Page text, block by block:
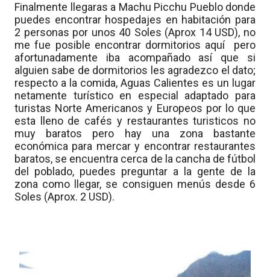
Finalmente llegaras a Machu Picchu Pueblo donde
puedes encontrar hospedajes en habitación para
2 personas por unos 40 Soles (Aprox 14 USD), no
me fue posible encontrar dormitorios aquí pero
afortunadamente iba acompañado así que si
alguien sabe de dormitorios les agradezco el dato;
respecto a la comida, Aguas Calientes es un lugar
netamente turístico en especial adaptado para
turistas Norte Americanos y Europeos por lo que
esta lleno de cafés y restaurantes turisticos no
muy baratos pero hay una zona bastante
económica para mercar y encontrar restaurantes
baratos, se encuentra cerca de la cancha de fútbol
del poblado, puedes preguntar a la gente de la
zona como llegar, se consiguen menús desde 6
Soles (Aprox. 2 USD).